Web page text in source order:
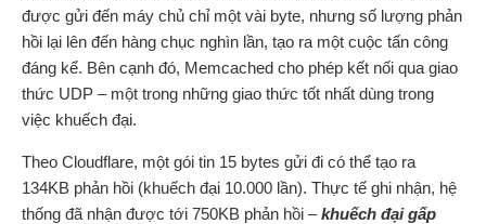
được gửi đến máy chủ chỉ một vài byte, nhưng số lượng phản
hồi lại lên đến hàng chục nghìn lần, tạo ra một cuộc tấn công
đáng kể. Bên cạnh đó, Memcached cho phép kết nối qua giao
thức UDP – một trong những giao thức tốt nhất dùng trong
việc khuếch đại.
Theo Cloudflare, một gói tin 15 bytes gửi đi có thể tạo ra
134KB phản hồi (khuếch đại 10.000 lần). Thực tế ghi nhận, hệ
thống đã nhận được tới 750KB phản hồi –khuếch đại gấp